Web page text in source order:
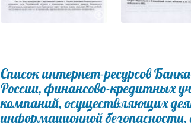
Список интернет-ресурсов
России, финансово-кредитных
компаний, осуществляющих
информационной